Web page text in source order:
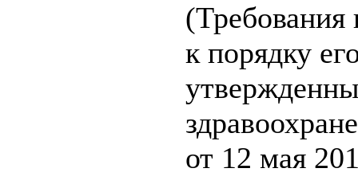
(Требования
к порядку
от 12 мая